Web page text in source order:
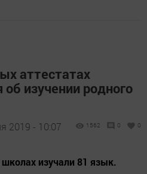
аттестатах
изучении родного
2019 - 10:07 1562 0 0
школах изучали 81 язык.